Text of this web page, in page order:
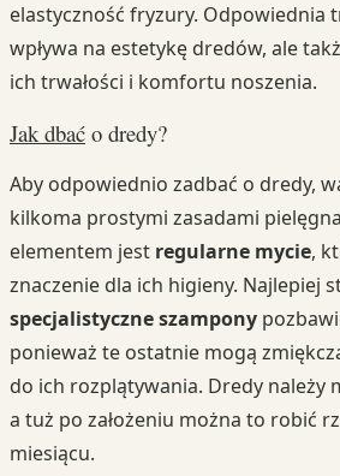
elastyczność fryzury. Odpowiednia
wpływa na estetykę dredów, ale
ich trwałości i komfortu noszenia.
Jak dbać o dredy?
Aby odpowiednio zadbać o dredy,
kilkoma prostymi zasadami
elementem jest regularne mycie,
znaczenie dla ich higieny. Najlepiej
specjalistyczne szampony
ponieważ te ostatnie mogą
do ich rozplątywania. Dredy należy
a tuż po założeniu można to robić
miesiącu.